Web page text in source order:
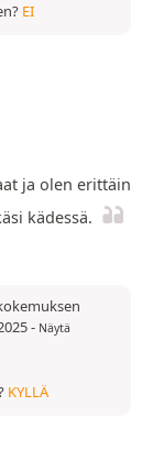
EI
ja olen erittäin
kädessä.
- Näytä
KYLLÄ